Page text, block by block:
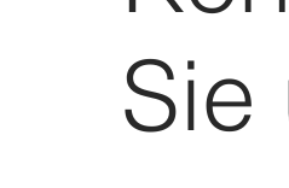
Sie